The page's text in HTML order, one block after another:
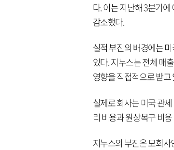
다. 이는 지난해 3분기
감소했다.
실적 부진의 배경에는
있다. 지누스는 전체 매
영향을 직접적으로 받고
실제로 회사는 미국 관
리 비용과 원상복구 비
지누스의 부진은 모회